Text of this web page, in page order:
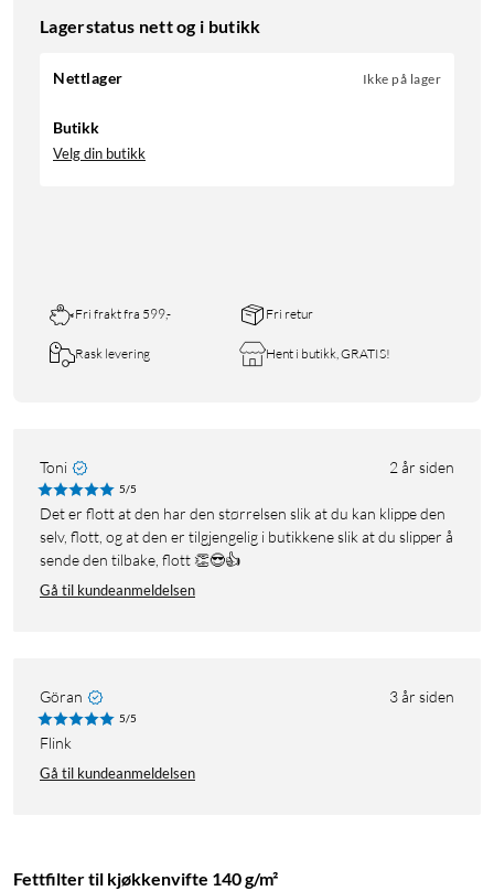
Lagerstatus nett og i butikk
Nettlager Ikke på lager
Butikk
Velg din butikk
Fri frakt fra 599,- Fri retur
Rask levering Hent i butikk, GRATIS!
Toni 2 år siden
5/5
Det er flott at den har den størrelsen slik at du kan klippe den
selv, flott, og at den er tilgjengelig i butikkene slik at du slipper å
sende den tilbake, flott 👏😎👍
Gå til kundeanmeldelsen
Göran 3 år siden
5/5
Flink
Gå til kundeanmeldelsen
Fettfilter til kjøkkenvifte 140 g/m²